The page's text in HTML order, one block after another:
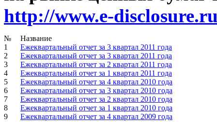
http://www.e-
№
Название
1
Ежеквартальный отчет за 3 квартал 2011 года
2
Ежеквартальный отчет за 3 квартал 2011 года
3
Ежеквартальный отчет за 2 квартал 2011 года
4
Ежеквартальный отчет за 1 квартал 2011 года
5
Ежеквартальный отчет за 4 квартал 2010 года
6
Ежеквартальный отчет за 3 квартал 2010 года
7
Ежеквартальный отчет за 2 квартал 2010 года
8
Ежеквартальный отчет за 1 квартал 2010 года
9
Ежеквартальный отчет за 4 квартал 2009 года